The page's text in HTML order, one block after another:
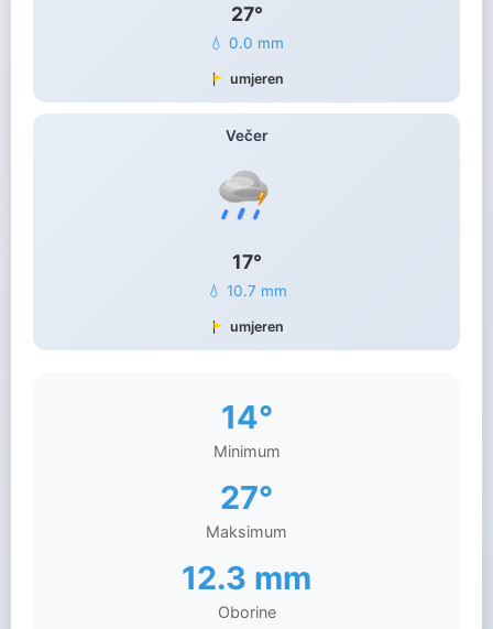
27°
💧 0.0 mm
umjeren
Večer
17°
💧 10.7 mm
umjeren
14°
Minimum
27°
Maksimum
12.3 mm
Oborine